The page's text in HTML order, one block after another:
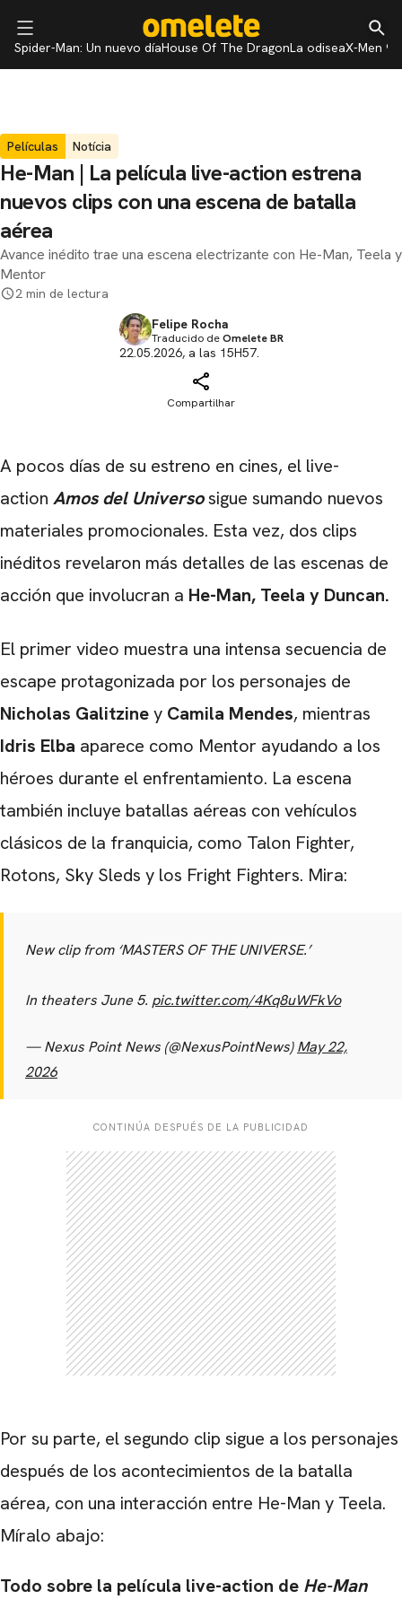
Spider-Man: Un nuevo díaHouse Of The DragonLa odiseaX-Men 97
Películas Notícia
He-Man | La película live-action estrena
nuevos clips con una escena de batalla
aérea
Avance inédito trae una escena electrizante con He-Man, Teela y
Mentor
2 min de lectura
Felipe Rocha
Traducido deOmelete BR
22.05.2026, a las 15H57.
Compartilhar
A pocos días de su estreno en cines, el live-
action Amos del Universosigue sumando nuevos
materiales promocionales. Esta vez, dos clips
inéditos revelaron más detalles de las escenas de
acción que involucran a He-Man, Teela y Duncan.
El primer video muestra una intensa secuencia de
escape protagonizada por los personajes de
Nicholas Galitziney Camila Mendes, mientras
Idris Elba aparece como Mentor ayudando a los
héroes durante el enfrentamiento. La escena
también incluye batallas aéreas con vehículos
clásicos de la franquicia, como Talon Fighter,
Rotons, Sky Sleds y los Fright Fighters. Mira:
New clip from ‘MASTERS OF THE UNIVERSE.’
In theaters June 5. pic.twitter.com/4Kq8uWFkVo
— Nexus Point News (@NexusPointNews)May 22,
2026
CONTINÚA DESPUÉS DE LA PUBLICIDAD
Por su parte, el segundo clip sigue a los personajes
después de los acontecimientos de la batalla
aérea, con una interacción entre He-Man y Teela.
Míralo abajo:
Todo sobre la película live-action de He-Man